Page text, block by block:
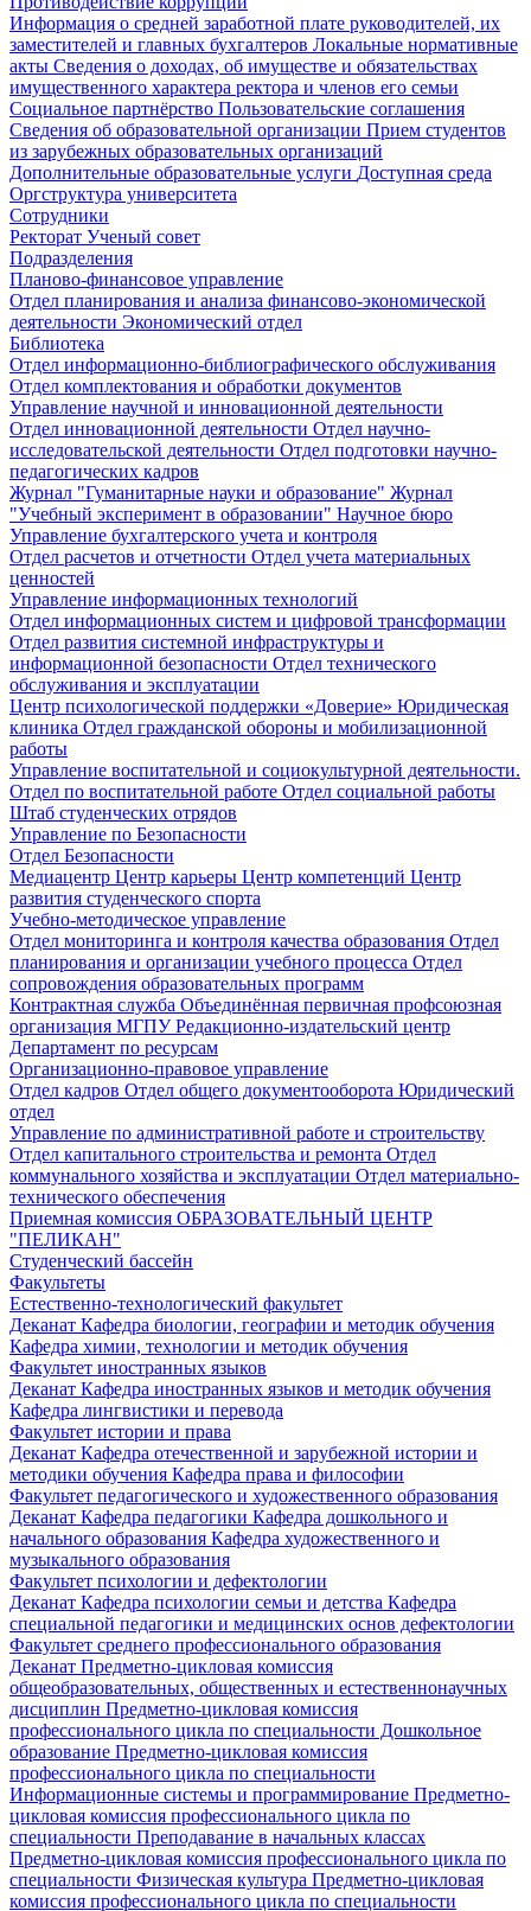
Информация о средней заработной плате руководителей, их
заместителей и главных бухгалтеров Локальные нормативные
акты Сведения о доходах, об имуществе и обязательствах
имущественного характера ректора и членов его семьи
Социальное партнёрство Пользовательские соглашения
Сведения об образовательной организации Прием студентов
из зарубежных образовательных организаций
Дополнительные образовательные услуги Доступная среда
Оргструктура университета
Сотрудники
Ректорат Ученый совет
Подразделения
Планово-финансовое управление
Отдел планирования и анализа финансово-экономической
деятельности Экономический отдел
Библиотека
Отдел информационно-библиографического обслуживания
Отдел комплектования и обработки документов
Управление научной и инновационной деятельности
Отдел инновационной деятельности Отдел научно-
исследовательской деятельности Отдел подготовки научно-
педагогических кадров
Журнал "Гуманитарные науки и образование" Журнал
"Учебный эксперимент в образовании" Научное бюро
Управление бухгалтерского учета и контроля
Отдел расчетов и отчетности Отдел учета материальных
ценностей
Управление информационных технологий
Отдел информационных систем и цифровой трансформации
Отдел развития системной инфраструктуры и
информационной безопасности Отдел технического
обслуживания и эксплуатации
Центр психологической поддержки «Доверие» Юридическая
клиника Отдел гражданской обороны и мобилизационной
работы
Управление воспитательной и социокультурной деятельности.
Отдел по воспитательной работе Отдел социальной работы
Штаб студенческих отрядов
Управление по Безопасности
Отдел Безопасности
Медиацентр Центр карьеры Центр компетенций Центр
развития студенческого спорта
Учебно-методическое управление
Отдел мониторинга и контроля качества образования Отдел
планирования и организации учебного процесса Отдел
сопровождения образовательных программ
Контрактная служба Объединённая первичная профсоюзная
организация МГПУРедакционно-издательский центр
Департамент по ресурсам
Организационно-правовое управление
Отдел кадров Отдел общего документооборота Юридический
отдел
Управление по административной работе и строительству
Отдел капитального строительства и ремонта Отдел
коммунального хозяйства и эксплуатации Отдел материально-
технического обеспечения
Приемная комиссия ОБРАЗОВАТЕЛЬНЫЙ ЦЕНТР
"ПЕЛИКАН"
Студенческий бассейн
Факультеты
Естественно-технологический факультет
Деканат Кафедра биологии, географии и методик обучения
Кафедра химии, технологии и методик обучения
Факультет иностранных языков
Деканат Кафедра иностранных языков и методик обучения
Кафедра лингвистики и перевода
Факультет истории и права
Деканат Кафедра отечественной и зарубежной истории и
методики обучения Кафедра права и философии
Факультет педагогического и художественного образования
Деканат Кафедра педагогики Кафедра дошкольного и
начального образования Кафедра художественного и
музыкального образования
Факультет психологии и дефектологии
Деканат Кафедра психологии семьи и детства Кафедра
специальной педагогики и медицинских основ дефектологии
Факультет среднего профессионального образования
Деканат Предметно-цикловая комиссия
общеобразовательных, общественных и естественнонаучных
дисциплин Предметно-цикловая комиссия
профессионального цикла по специальности Дошкольное
образование Предметно-цикловая комиссия
профессионального цикла по специальности
Информационные системы и программирование Предметно-
цикловая комиссия профессионального цикла по
специальности Преподавание в начальных классах
Предметно-цикловая комиссия профессионального цикла по
специальности Физическая культура Предметно-цикловая
комиссия профессионального цикла по специальности